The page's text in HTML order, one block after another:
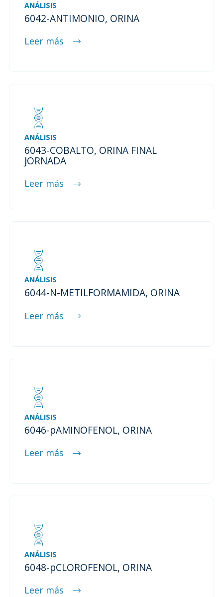
ANÁLISIS
6042-ANTIMONIO, ORINA
Leer más
ANÁLISIS
6043-COBALTO, ORINA FINAL
JORNADA
Leer más
ANÁLISIS
6044-N-METILFORMAMIDA, ORINA
Leer más
ANÁLISIS
6046-pAMINOFENOL, ORINA
Leer más
ANÁLISIS
6048-pCLOROFENOL, ORINA
Leer más